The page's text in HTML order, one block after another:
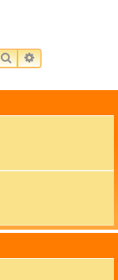
SUCHEERWEITERTE